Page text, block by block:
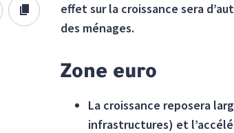
effet sur la croissance sera
des ménages.
Zone euro
La croissance reposera
infrastructures) et